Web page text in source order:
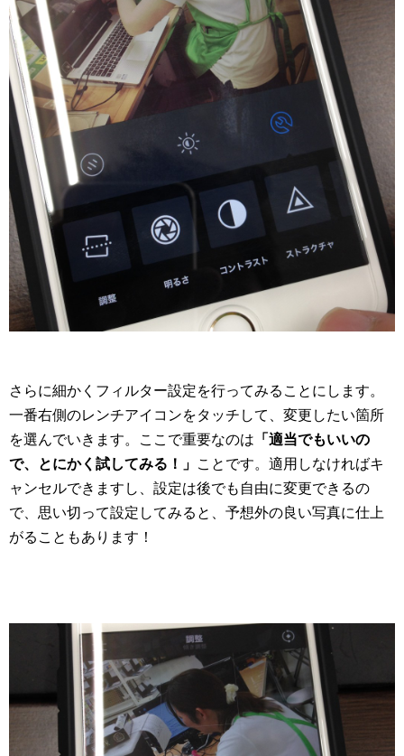
さらに細かくフィルター設定を行ってみることにします。
一番右側のレンチアイコンをタッチして、変更したい箇所
を選んでいきます。ここで重要なのは 「適当でもいいの
で、とにかく試してみる！」 ことです。適用しなければキ
ャンセルできますし、設定は後でも自由に変更できるの
で、思い切って設定してみると、予想外の良い写真に仕上
がることもあります！